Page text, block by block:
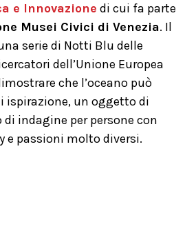
e Innovazione di cui fa parte
Musei Civici di Venezia. Il
serie di Notti Blu delle
dell’Unione Europea
che l’oceano può
ispirazione, un oggetto di
indagine per persone con
e passioni molto diversi.